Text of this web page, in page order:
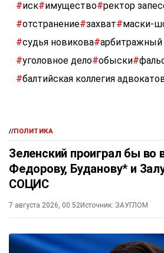
#иск#имущество#ректор
#отстранение#захват#маски-
#судья новикова#арбитражный
#уголовное дело#обыски#
#балтийская коллегия
//ПОЛИТИКА
Зеленский проиграл бы во
Федорову, Буданову* и
СОЦИС
7 августа 2026, 00:52Источник: ЗАУГЛОМ